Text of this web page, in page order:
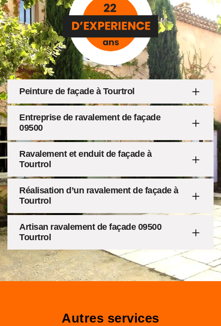
Peinture de façade à Tourtrol
Entreprise de ravalement de façade
09500
Ravalement et enduit de façade à
Tourtrol
Réalisation d’un ravalement de façade à
Tourtrol
Artisan ravalement de façade 09500
Tourtrol
Autres services